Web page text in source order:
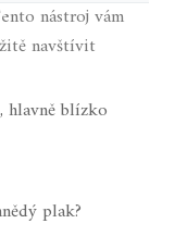
nástroj vám
navštívit
hlavně blízko
plak?